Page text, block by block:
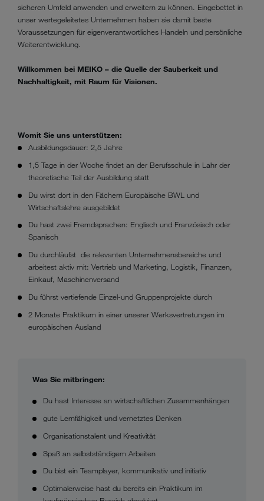
sicheren Umfeld anwenden und erweitern zu können. Eingebettet in
unser wertegeleitetes Unternehmen haben sie damit beste
Voraussetzungen für eigenverantwortliches Handeln und persönliche
Weiterentwicklung.
Willkommen bei MEIKO – die Quelle der Sauberkeit und
Nachhaltigkeit, mit Raum für Visionen.
Womit Sie uns unterstützen:
Ausbildungsdauer: 2,5 Jahre
1,5 Tage in der Woche findet an der Berufsschule in Lahr der
theoretische Teil der Ausbildung statt
Du wirst dort in den Fächern Europäische BWL und
Wirtschaftslehre ausgebildet
Du hast zwei Fremdsprachen: Englisch und Französisch oder
Spanisch
Du durchläufst die relevanten Unternehmensbereiche und
arbeitest aktiv mit: Vertrieb und Marketing, Logistik, Finanzen,
Einkauf, Maschinenversand
Du führst vertiefende Einzel-und Gruppenprojekte durch
2 Monate Praktikum in einer unserer Werksvertretungen im
europäischen Ausland
Was Sie mitbringen:
Du hast Interesse an wirtschaftlichen Zusammenhängen
gute Lernfähigkeit und vernetztes Denken
Organisationstalent und Kreativität
Spaß an selbstständigem Arbeiten
Du bist ein Teamplayer, kommunikativ und initiativ
Optimalerweise hast du bereits ein Praktikum im